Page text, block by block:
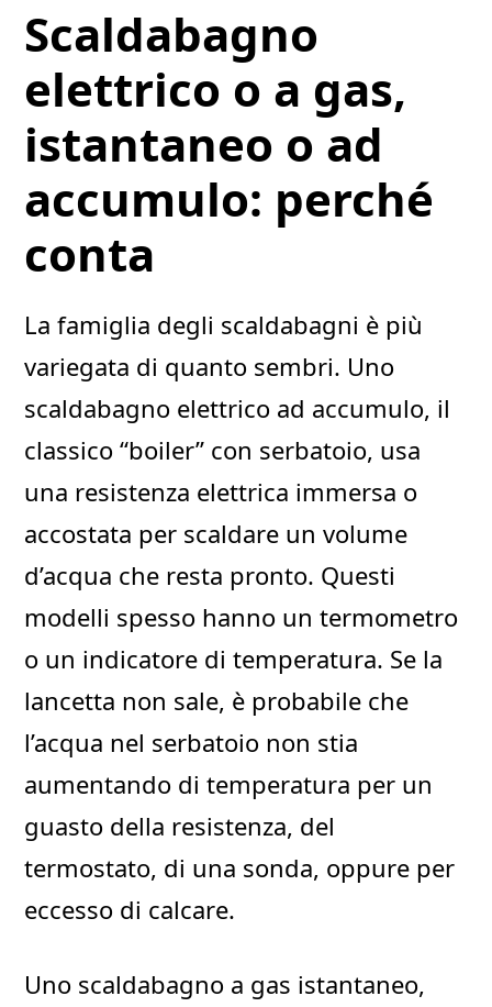
Scaldabagno
elettrico o a gas,
istantaneo o ad
accumulo: perché
conta
La famiglia degli scaldabagni è più
variegata di quanto sembri. Uno
scaldabagno elettrico ad accumulo, il
classico “boiler” con serbatoio, usa
una resistenza elettrica immersa o
accostata per scaldare un volume
d’acqua che resta pronto. Questi
modelli spesso hanno un termometro
o un indicatore di temperatura. Se la
lancetta non sale, è probabile che
l’acqua nel serbatoio non stia
aumentando di temperatura per un
guasto della resistenza, del
termostato, di una sonda, oppure per
eccesso di calcare.
Uno scaldabagno a gas istantaneo,